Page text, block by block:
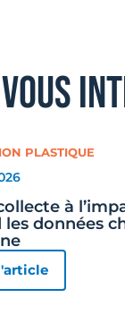
PLASTIQUE
à
les données